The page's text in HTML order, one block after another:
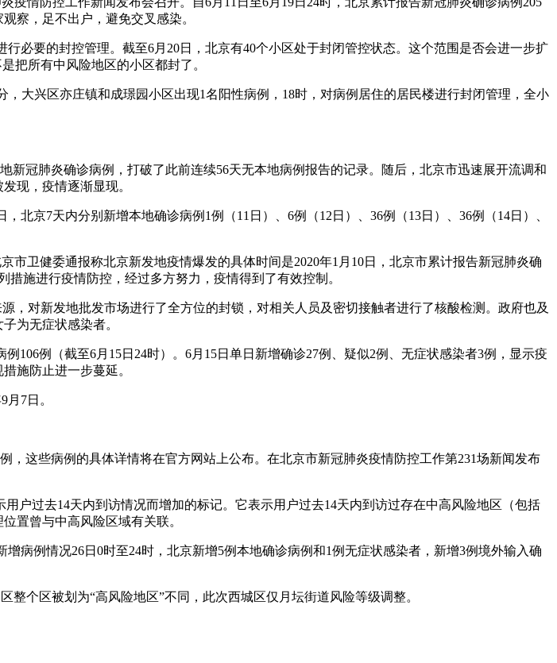
察，足不出户，避免交叉感染。
必要的封控管理。截至6月20日，北京有40个小区处于封闭管控状态。这个范围是否会进一步扩
把所有中风险地区的小区都封了。
大兴区亦庄镇和成璟园小区出现1名阳性病例，18时，对病例居住的居民楼进行封闭管理，全小
新冠肺炎确诊病例，打破了此前连续56天无本地病例报告的记录。随后，北京市迅速展开流调和
现，疫情逐渐显现。
北京7天内分别新增本地确诊病例1例（11日）、6例（12日）、36例（13日）、36例（14日）、
市卫健委通报称北京新发地疫情爆发的具体时间是2020年1月10日，北京市累计报告新冠肺炎确
施进行疫情防控，经过多方努力，疫情得到了有效控制。
，对新发地批发市场进行了全方位的封锁，对相关人员及密切接触者进行了核酸检测。政府也及
为无症状感染者。
106例（截至6月15日24时）。6月15日单日新增确诊27例、疑似2例、无症状感染者3例，显示疫
施防止进一步蔓延。
7日。
，这些病例的具体详情将在官方网站上公布。在北京市新冠肺炎疫情防控工作第231场新闻发布
户过去14天内到访情况而增加的标记。它表示用户过去14天内到访过存在中高风险地区（包括
置曾与中高风险区域有关联。
病例情况26日0时至24时，北京新增5例本地确诊病例和1例无症状感染者，新增3例境外输入确
整个区被划为“高风险地区”不同，此次西城区仅月坛街道风险等级调整。